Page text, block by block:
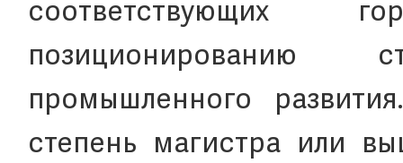
соответствующих
промышленного
степень магистра или